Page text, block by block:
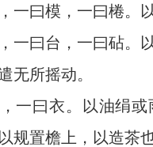
曰模，一曰棬。以
曰台，一曰砧。以
无所摇动。
曰衣。以油绢或
以规置檐上，以造茶